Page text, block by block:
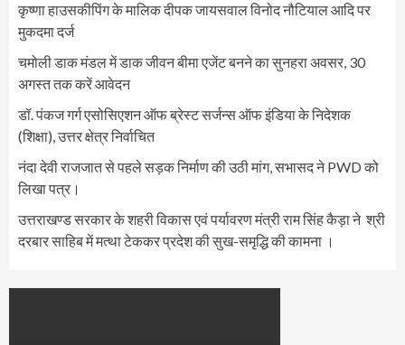
कृष्णा हाउसकीपिंग के मालिक दीपक जायसवाल विनोद नौटियाल आदि पर
मुकदमा दर्ज
चमोली डाक मंडल में डाक जीवन बीमा एजेंट बनने का सुनहरा अवसर, 30
अगस्त तक करें आवेदन
डॉ. पंकज गर्ग एसोसिएशन ऑफ ब्रेस्ट सर्जन्स ऑफ इंडिया के निदेशक
(शिक्षा), उत्तर क्षेत्र निर्वाचित
नंदा देवी राजजात से पहले सड़क निर्माण की उठी मांग, सभासद ने PWD को
लिखा पत्र।
उत्तराखण्ड सरकार के शहरी विकास एवं पर्यावरण मंत्री राम सिंह कैड़ा ने श्री
दरबार साहिब में मत्था टेककर प्रदेश की सुख-समृद्धि की कामना ।